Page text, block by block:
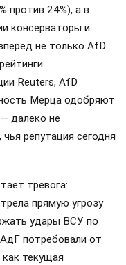
против 24%), а в
консерваторы и
не только AfD
Reuters, AfD
Мерца одобряют
далеко не
репутация сегодня
тревога:
прямую угрозу
удары ВСУ по
потребовали от
текущая